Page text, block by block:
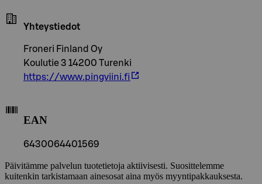
Yhteystiedot
Froneri Finland Oy
Koulutie 3 14200 Turenki
https://www.pingviini.fi
EAN
6430064401569
Päivitämme palvelun tuotetietoja aktiivisesti. Suosittelemme
kuitenkin tarkistamaan ainesosat aina myös myyntipakkauksesta.